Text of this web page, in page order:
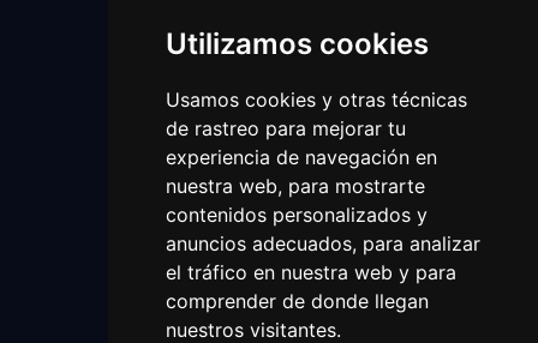
Utilizamos cookies
Usamos cookies y otras técnicas
de rastreo para mejorar tu
experiencia de navegación en
nuestra web, para mostrarte
contenidos personalizados y
anuncios adecuados, para analizar
el tráfico en nuestra web y para
comprender de donde llegan
nuestros visitantes.